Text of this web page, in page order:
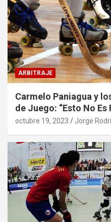
ARBITRAJE
Carmelo Paniagua y
de Juego: “Esto No
octubre 19, 2023 Jorge